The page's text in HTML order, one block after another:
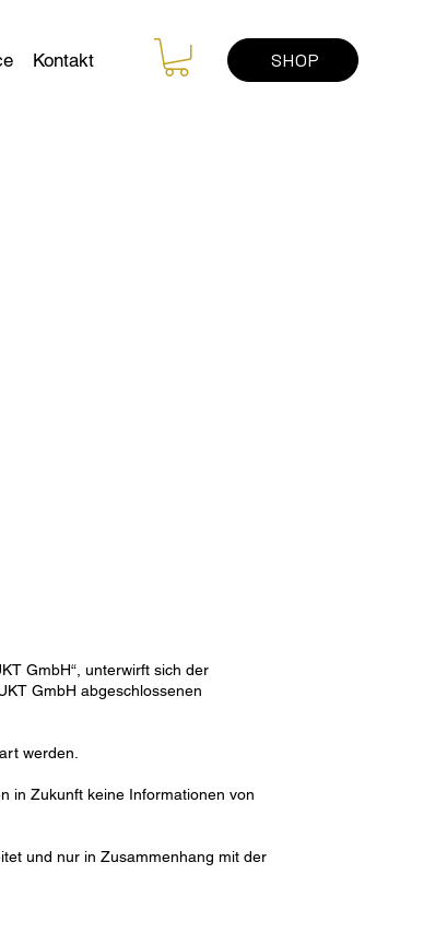
Kontakt SHOP
GmbH“, unterwirft sich der
GmbH abgeschlossenen
werden.
in Zukunft keine Informationen von
und nur in Zusammenhang mit der